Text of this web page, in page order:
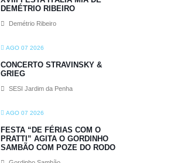
DEMÉTRIO RIBEIRO
Demétrio Ribeiro
AGO 07 2026
CONCERTO STRAVINSKY &
GRIEG
SESI Jardim da Penha
AGO 07 2026
FESTA “DE FÉRIAS COM O
PRATTI” AGITA O GORDINHO
SAMBÃO COM POZE DO RODO